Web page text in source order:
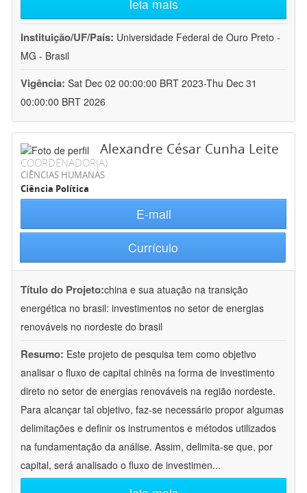
leia mais
Instituição/UF/País: Universidade Federal de Ouro Preto -
MG - Brasil
Vigência: Sat Dec 02 00:00:00 BRT 2023-Thu Dec 31
00:00:00 BRT 2026
Alexandre César Cunha Leite
COORDENADOR(A)
CIÊNCIAS HUMANAS
Ciência Política
E-mail
Currículo
Título do Projeto:china e sua atuação na transição
energética no brasil: investimentos no setor de energias
renováveis no nordeste do brasil
Resumo: Este projeto de pesquisa tem como objetivo
analisar o fluxo de capital chinês na forma de investimento
direto no setor de energias renováveis na região nordeste.
Para alcançar tal objetivo, faz-se necessário propor algumas
delimitações e definir os instrumentos e métodos utilizados
na fundamentação da análise. Assim, delimita-se que, por
capital, será analisado o fluxo de investimen...